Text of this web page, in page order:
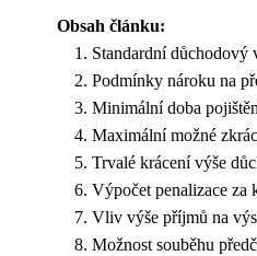
Obsah článku:
Standardní důchodový
Podmínky nároku na
Minimální doba
Maximální možné
Trvalé krácení výše
Výpočet penalizace za
Vliv výše příjmů na
Možnost souběhu